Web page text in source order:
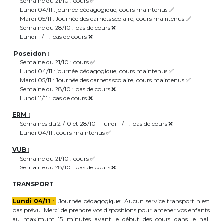
periscolaire.berkendael@apeee-bxl1-
services.be
BE91 3631 6790 0976
Activités périscolaires Uccle
+32 (0)2 375 31 35
cesame@apeee-bxl1-services.be
BE30 3100 2003 2711
+32 (0)2 374 76 75
cantine@apeee-bxl1-services.be
Lundi 04/11 : journée pédagogique, cours maintenus ✅
Mardi 05/11 : Journée des carnets scolaire, cours maintenus ✅
Semaine du 28/10 : pas de cours ❌
Lundi 11/11 : pas de cours ❌
Poseidon :
Semaine du 21/10 : cours ✅
Lundi 04/11 : journée pédagogique, cours maintenus ✅
Mardi 05/11 : Journée des carnets scolaire, cours maintenus ✅
Semaine du 28/10 : pas de cours ❌
Lundi 11/11 : pas de cours ❌
ERM :
Semaines du 21/10 et 28/10 + lundi 11/11 : pas de cours ❌
Lundi 04/11 : cours maintenus ✅
VUB :
Semaine du 21/10 : cours ✅
Semaine du 28/10 : pas de cours ❌
TRANSPORT
Lundi 04/11 : Journée pédagogique: Aucun service transport n'est
pas prévu. Merci de prendre vos dispositions pour amener vos enfants
au maximum 15 minutes avant le début des cours dans le hall